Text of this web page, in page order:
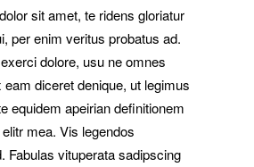
sit amet, te ridens gloriatur
per enim veritus probatus ad.
dolore, usu ne omnes
eam diceret denique, ut legimus
equidem apeirian definitionem
mea. Vis legendos
Fabulas vituperata sadipscing